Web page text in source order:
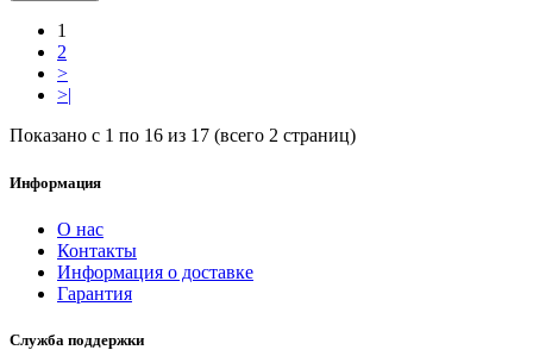
1
2
>
>|
Показано с 1 по 16 из 17 (всего 2 страниц)
Информация
О нас
Контакты
Информация о доставке
Гарантия
Служба поддержки